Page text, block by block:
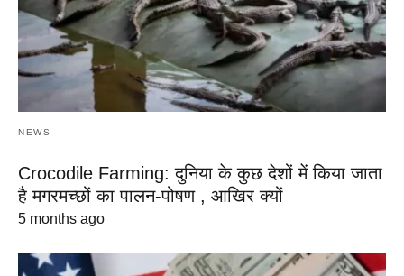
NEWS
Crocodile Farming: दुनिया के कुछ देशों में किया जाता
है मगरमच्छों का पालन-पोषण , आखिर क्यों
5 months ago